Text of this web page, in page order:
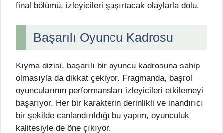
final bölümü, izleyicileri şaşırtacak olaylarla dolu.
Başarılı Oyuncu Kadrosu
Kıyma dizisi, başarılı bir oyuncu kadrosuna sahip
olmasıyla da dikkat çekiyor. Fragmanda, başrol
oyuncularının performansları izleyicileri etkilemeyi
başarıyor. Her bir karakterin derinlikli ve inandırıcı
bir şekilde canlandırıldığı bu yapım, oyunculuk
kalitesiyle de öne çıkıyor.